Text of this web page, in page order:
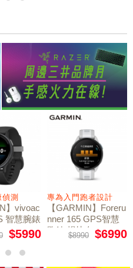
測
】vivoac
智慧腕錶
$5990
專為入門跑者設計
【GARMIN】Foreru
nner 165 GPS智慧
跑錶 暢快白
$8990 $6990